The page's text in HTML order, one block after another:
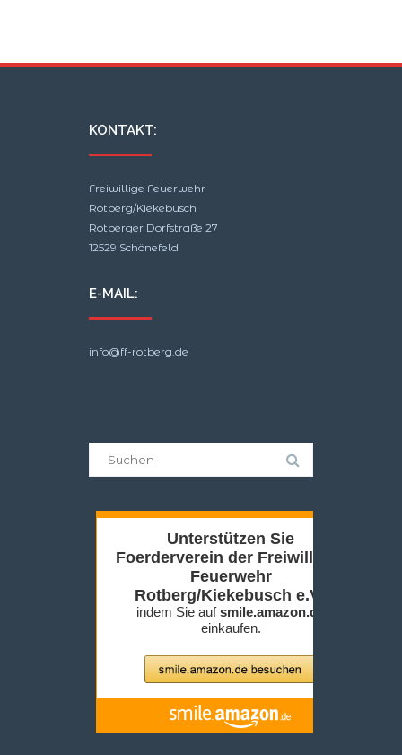
KONTAKT:
Freiwillige Feuerwehr
Rotberg/Kiekebusch
Rotberger Dorfstraße 27
12529 Schönefeld
E-MAIL:
info@ff-rotberg.de